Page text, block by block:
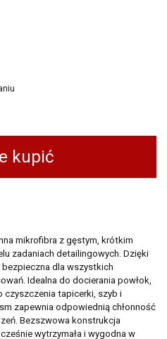
kupić
mikrofibra z gęstym, krótkim
zadaniach detailingowych. Dzięki
dla wszystkich
Idealna do docierania powłok,
czyszczenia tapicerki, szyb i
zapewnia odpowiednią chłonność
Bezszwowa konstrukcja
wytrzymała i wygodna w